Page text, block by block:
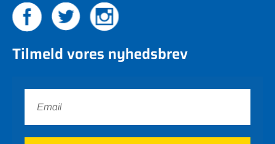
Tilmeld vores nyhedsbrev